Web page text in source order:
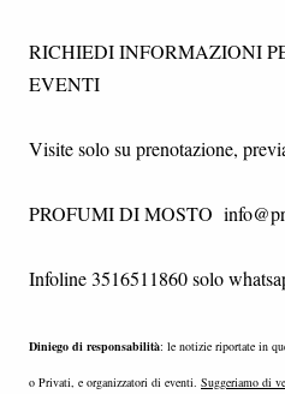
RICHIEDI INFORMAZIONI
EVENTI
Visite solo su prenotazione,
PROFUMI DI MOSTO
Infoline 3516511860 solo
Diniego di responsabilità: le notizie riportate in
o Privati, e organizzatori di eventi. Suggeriamo di